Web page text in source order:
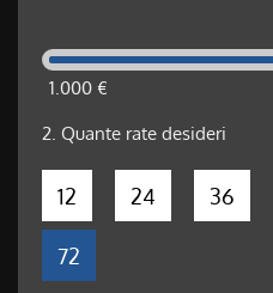
1.000 €
2. Quante rate desideri
12 24 36
72